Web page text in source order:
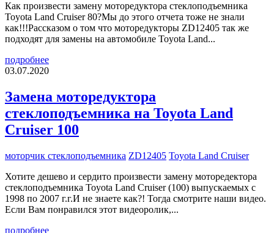
Как произвести замену моторедуктора стеклоподъемника
Toyota Land Cruiser 80?Мы до этого отчета тоже не знали
как!!!Рассказом о том что моторедукторы ZD12405 так же
подходят для замены на автомобиле Toyota Land...
подробнее
03.07.2020
Замена моторедуктора
стеклоподъемника на Toyota Land
Cruiser 100
моторчик стеклоподъемника ZD12405 Toyota Land Cruiser
Хотите дешево и сердито произвести замену моторедектора
стеклоподъемника Toyota Land Cruiser (100) выпускаемых с
1998 по 2007 г.г.И не знаете как?! Тогда смотрите наши видео.
Если Вам понравился этот видеоролик,...
подробнее